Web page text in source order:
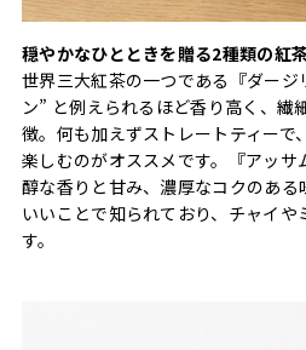
穏やかなひとときを贈る2種類の紅
世界三大紅茶の一つである『ダージ
ン” と例えられるほど香り高く、繊
徴。何も加えずストレートティーで
楽しむのがオススメです。『アッ
醇な香りと甘み、濃厚なコクのあ
いいことで知られており、チャイや
す。